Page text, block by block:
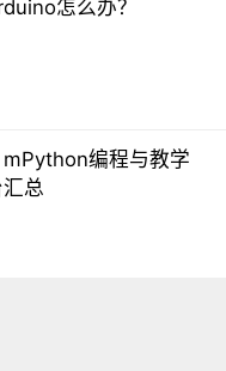
怎么办？
编程与教学
总